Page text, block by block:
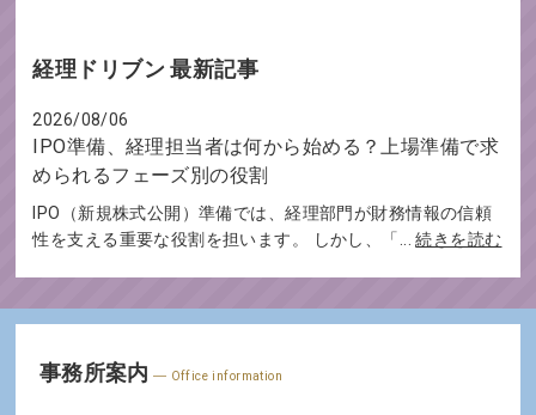
経理ドリブン 最新記事
2026/08/06
IPO準備、経理担当者は何から始める？上場準備で求
められるフェーズ別の役割
IPO（新規株式公開）準備では、経理部門が財務情報の信頼
性を支える重要な役割を担います。 しかし、「...
続きを読む
事務所案内 Office information